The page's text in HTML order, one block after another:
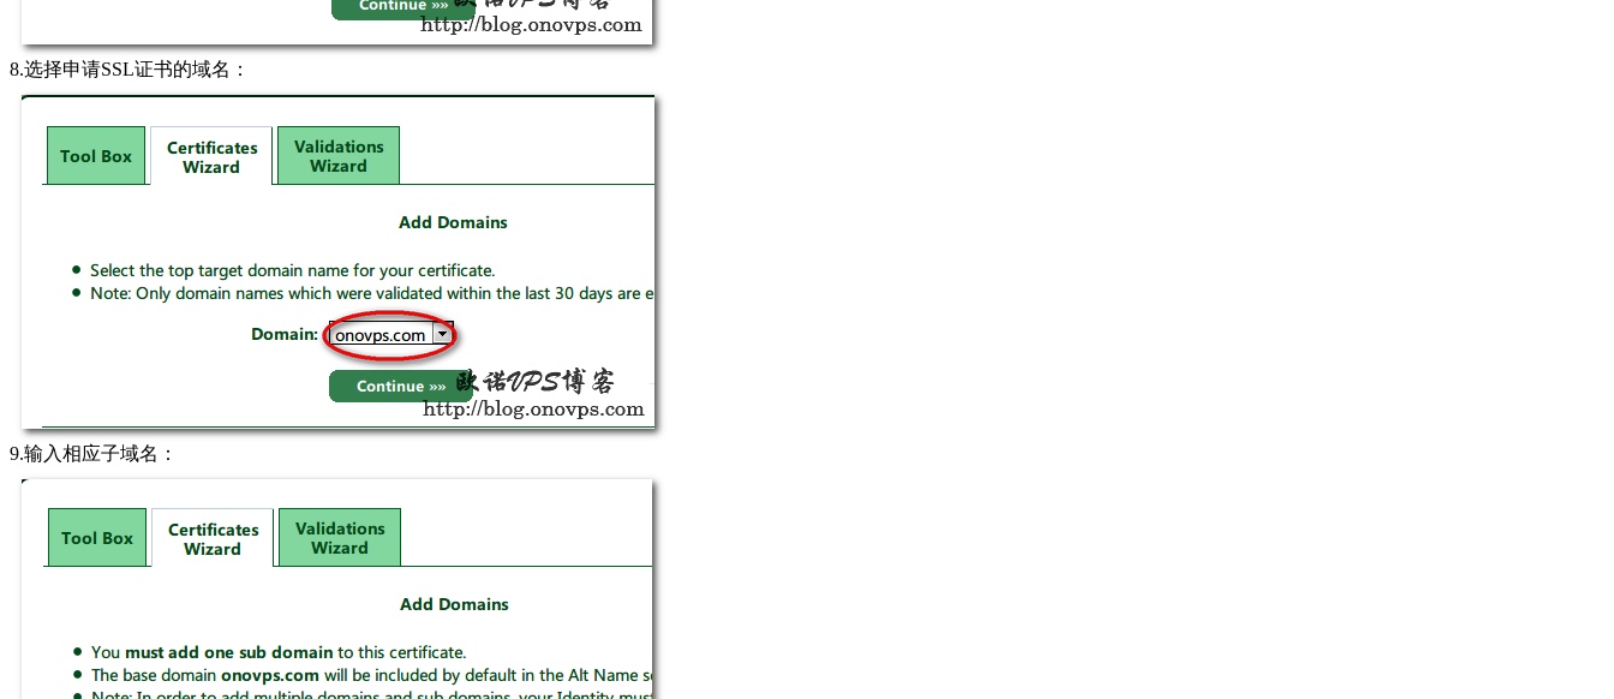
8.选择申请SSL证书的域名：
9.输入相应子域名：